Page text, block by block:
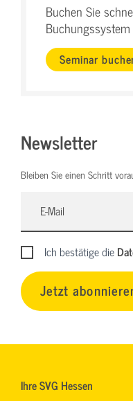
Buchen Sie
Buchungssystem
Seminar
Newsletter
Bleiben Sie einen Schritt
Ich bestätige die
Jetzt
Ihre SVG Hessen